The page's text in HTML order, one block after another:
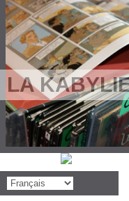
LA